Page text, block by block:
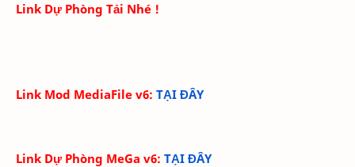
Link Dự Phòng Tải Nhé !
Link Mod MediaFile v6: TẠI ĐÂY
Link Dự Phòng MeGa v6: TẠI ĐÂY